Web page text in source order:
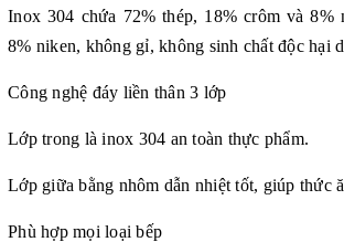
Inox 304 chứa 72% thép, 18% crôm và 8%
8% niken, không gỉ, không sinh chất độc hại
Công nghệ đáy liền thân 3 lớp
Lớp trong là inox 304 an toàn thực phẩm.
Lớp giữa bằng nhôm dẫn nhiệt tốt, giúp thức
Phù hợp mọi loại bếp